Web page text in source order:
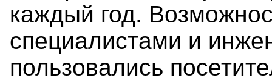
каждый год.
специалистами и
пользовались